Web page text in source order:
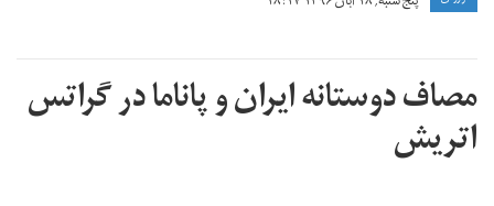
مصاف دوستانه ايران و پاناما در گراتس
اتريش